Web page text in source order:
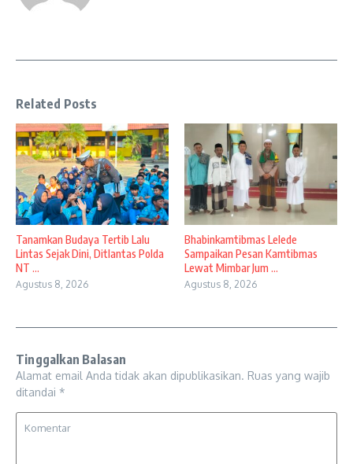
Related Posts
Tanamkan Budaya Tertib Lalu
Lintas Sejak Dini, Ditlantas Polda
NT ...
Agustus 8, 2026
Bhabinkamtibmas Lelede
Sampaikan Pesan Kamtibmas
Lewat Mimbar Jum ...
Agustus 8, 2026
Tinggalkan Balasan
Alamat email Anda tidak akan dipublikasikan. Ruas yang wajib
ditandai *